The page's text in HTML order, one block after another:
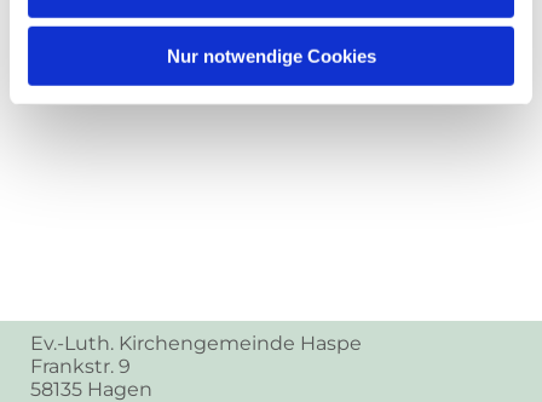
Nur notwendige Cookies
Ev.-Luth. Kirchengemeinde Haspe
Frankstr. 9
58135 Hagen